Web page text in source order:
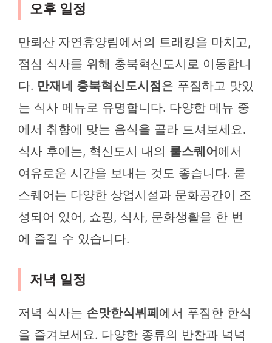
오후 일정
만뢰산 자연휴양림에서의 트래킹을 마치고,
점심 식사를 위해 충북혁신도시로 이동합니
다. 만재네 충북혁신도시점 은 푸짐하고 맛있
는 식사 메뉴로 유명합니다. 다양한 메뉴 중
에서 취향에 맞는 음식을 골라 드셔보세요.
식사 후에는, 혁신도시 내의 뤁스퀘어 에서
여유로운 시간을 보내는 것도 좋습니다. 뤁
스퀘어는 다양한 상업시설과 문화공간이 조
성되어 있어, 쇼핑, 식사, 문화생활을 한 번
에 즐길 수 있습니다.
저녁 일정
저녁 식사는 손맛한식뷔페 에서 푸짐한 한식
을 즐겨보세요. 다양한 종류의 반찬과 넉넉